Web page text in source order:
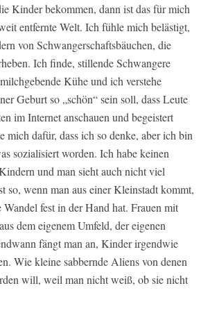
Kinder bekommen, dann ist das für mich
entfernte Welt. Ich fühle mich belästigt,
von Schwangerschaftsbäuchen, die
Ich finde, stillende Schwangere
Kühe und ich verstehe
Geburt so „schön“ sein soll, dass Leute
im Internet anschauen und begeistert
mich dafür, dass ich so denke, aber ich bin
sozialisiert worden. Ich habe keinen
und man sieht auch nicht viel
so, wenn man aus einer Kleinstadt kommt,
Wandel fest in der Hand hat. Frauen mit
dem eigenem Umfeld, der eigenen
fängt man an, Kinder irgendwie
Wie kleine sabbernde Aliens von denen
will, weil man nicht weiß, ob sie nicht